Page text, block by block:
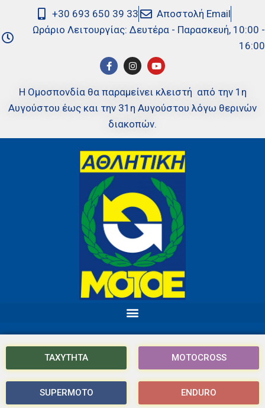
+30 693 650 39 33
Αποστολή Email
Ωράριο Λειτουργίας: Δευτέρα - Παρασκευή, 10:00 -
16:00
Η Ομοσπονδία θα παραμείνει κλειστή από την 1η
Αυγούστου έως και την 31η Αυγούστου λόγω θερινών
διακοπών.
ΤΑΧΥΤΗΤΑ MOTOCROSS
SUPERMOTO ENDURO